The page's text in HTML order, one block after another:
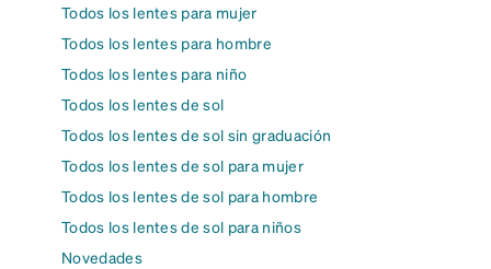
Todos los lentes para mujer
Todos los lentes para hombre
Todos los lentes para niño
Todos los lentes de sol
Todos los lentes de sol sin graduación
Todos los lentes de sol para mujer
Todos los lentes de sol para hombre
Todos los lentes de sol para niños
Novedades